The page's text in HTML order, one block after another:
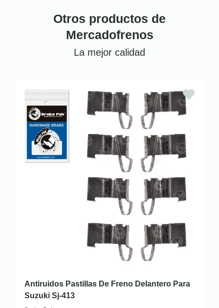
Otros productos de
Mercadofrenos
La mejor calidad
Antiruidos Pastillas De Freno Delantero Para
Suzuki Sj-413